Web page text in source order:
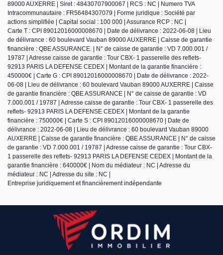
89000 AUXERRE | Siret : 48430707900067 | RCS : NC | Numero TVA
Intracommunautaire : FR56484307079 | Forme juridique : Société par
actions simplifiée | Capital social : 100 000 | Assurance RCP : NC |
Carte T : CPI 89012016000008670 | Date de délivrance : 2022-06-08 | Lieu
de délivrance : 60 boulevard Vauban 89000 AUXERRE | Caisse de garantie
financière : QBE ASSURANCE. | N° de caisse de garantie : VD 7.000.001 /
19787 | Adresse caisse de garantie : Tour CBX- 1 passerelle des reflets-
92913 PARIS LA DEFENSE CEDEX | Montant de la garantie financière :
450000€ | Carte G : CPI 89012016000008670 | Date de délivrance : 2022-
06-08 | Lieu de délivrance : 60 boulevard Vauban 89000 AUXERRE | Caisse
de garantie financière : QBE ASSURANCE | N° de caisse de garantie : VD
7.000.001 / 19787 | Adresse caisse de garantie : Tour CBX- 1 passerelle des
reflets- 92913 PARIS LA DEFENSE CEDEX | Montant de la garantie
financière : 750000€ | Carte S : CPI 89012016000008670 | Date de
délivrance : 2022-06-08 | Lieu de délivrance : 60 boulevard Vauban 89000
AUXERRE | Caisse de garantie financière : QBE ASSURANCE | N° de caisse
de garantie : VD 7.000.001 / 19787 | Adresse caisse de garantie : Tour CBX-
1 passerelle des reflets- 92913 PARIS LA DEFENSE CEDEX | Montant de la
garantie financière : 640000€ | Nom du médiateur : NC | Adresse du
médiateur : NC | Adresse du site : NC |
Entreprise juridiquement et financièrement indépendante